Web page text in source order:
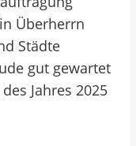
Überherrn
Städte
gut gewartet
Jahres 2025